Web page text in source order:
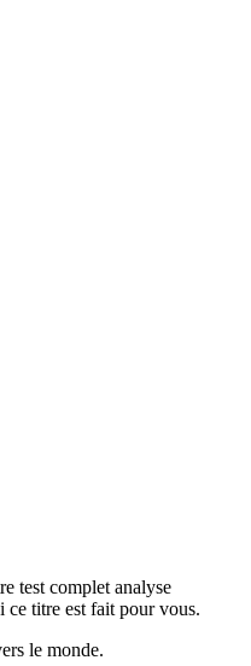
test complet analyse
ce titre est fait pour vous.
le monde.